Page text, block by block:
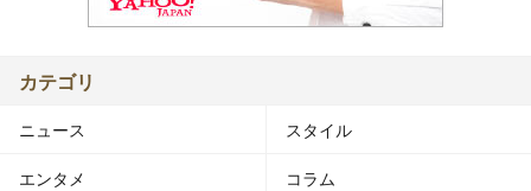
カテゴリ
ニュース スタイル
エンタメ コラム